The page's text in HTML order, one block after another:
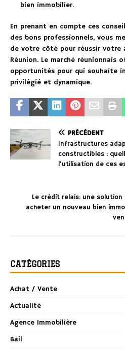
bien immobilier.
En prenant en compte ces
des bons professionnels, vous
de votre côté pour réussir votre
Réunion. Le marché
opportunités pour qui souhaite
privilégié et dynamique.
PRÉCÉDENT
Infrastructures
constructibles :
l’utilisation de ces
Le crédit relais: une
acheter un nouveau bien
CATÉGORIES
Achat / Vente
Actualité
Agence Immobilière
Bail